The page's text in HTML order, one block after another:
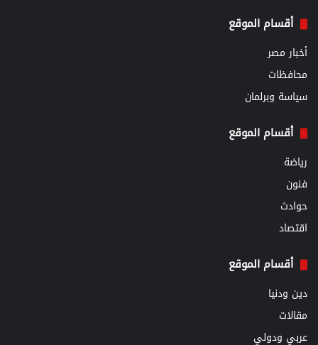
أقسام الموقع
أخبار مصر
محافظات
سياسة وبرلمان
أقسام الموقع
رياضة
فنون
حوادث
اقتصاد
أقسام الموقع
دين ودنيا
مقالات
عربي ودولي